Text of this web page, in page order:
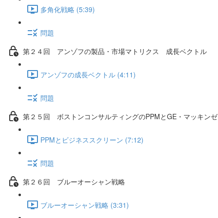
多角化戦略 (5:39)
問題
第２４回 アンゾフの製品・市場マトリクス 成長ベクトル
アンゾフの成長ベクトル (4:11)
問題
第２５回 ボストンコンサルティングのPPMとGE・マッキン
PPMとビジネススクリーン (7:12)
問題
第２６回 ブルーオーシャン戦略
ブルーオーシャン戦略 (3:31)